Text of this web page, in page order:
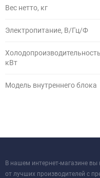
Вес нетто, кг
Электропитание, В/Гц/Ф
кВт
Модель внутреннего блока
В нашем интернет-магазине
от лучших производителей с